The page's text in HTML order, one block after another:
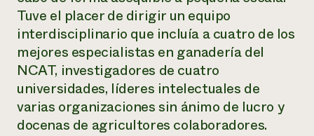
Tuve el placer de dirigir un equipo
interdisciplinario que incluía a cuatro de los
mejores especialistas en ganadería del
NCAT, investigadores de cuatro
universidades, líderes intelectuales de
varias organizaciones sin ánimo de lucro y
docenas de agricultores colaboradores.